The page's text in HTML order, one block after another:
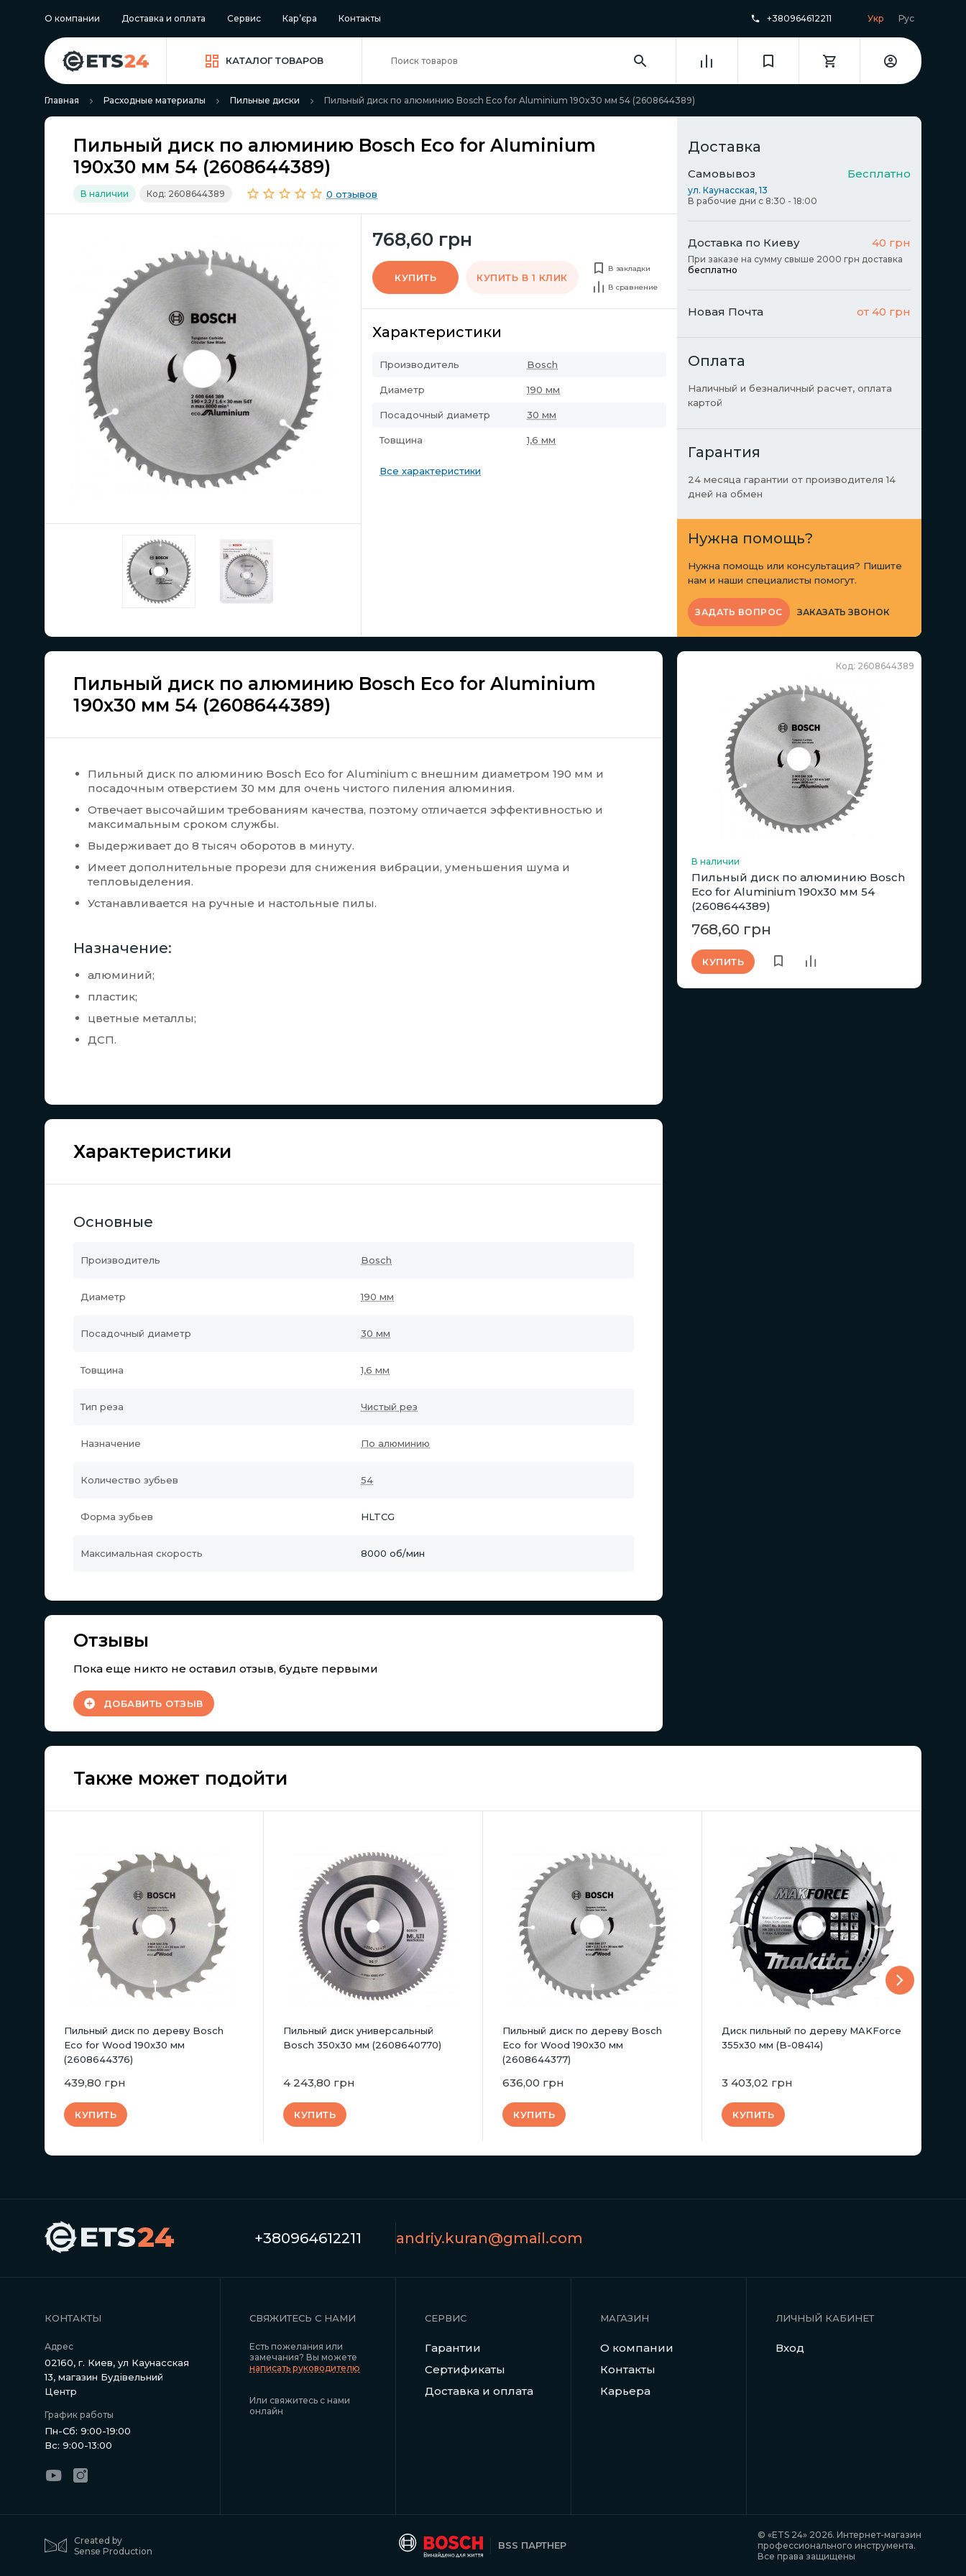
О компании Доставка и оплата Сервис Кар’єра Контакты +380964612211 Укр Рус
КАТАЛОГ ТОВАРОВ
Главная Расходные материалы Пильные диски Пильный диск по алюминию Bosch Eco for Aluminium 190x30 мм 54 (2608644389)
Пильный диск по алюминию Bosch Eco for Aluminium
190x30 мм 54 (2608644389)
В наличии Код: 2608644389 0 отзывов
768,60 грн
КУПИТЬ КУПИТЬ В 1 КЛИК
В закладки
В сравнение
Характеристики
Производитель Bosch
Диаметр 190 мм
Посадочный диаметр 30 мм
Товщина 1,6 мм
Все характеристики
Доставка
Самовывоз Бесплатно
ул. Каунасская, 13
В рабочие дни с 8:30 - 18:00
Доставка по Киеву 40 грн
При заказе на сумму свыше 2000 грн доставка
бесплатно
Новая Почта от 40 грн
Оплата
Наличный и безналичный расчет, оплата
картой
Гарантия
24 месяца гарантии от производителя 14
дней на обмен
Нужна помощь?
Нужна помощь или консультация? Пишите
нам и наши специалисты помогут.
ЗАДАТЬ ВОПРОС ЗАКАЗАТЬ ЗВОНОК
Пильный диск по алюминию Bosch Eco for Aluminium
190x30 мм 54 (2608644389)
Пильный диск по алюминию Bosch Eco for Aluminium с внешним диаметром 190 мм и
посадочным отверстием 30 мм для очень чистого пиления алюминия.
Отвечает высочайшим требованиям качества, поэтому отличается эффективностью и
максимальным сроком службы.
Выдерживает до 8 тысяч оборотов в минуту.
Имеет дополнительные прорези для снижения вибрации, уменьшения шума и
тепловыделения.
Устанавливается на ручные и настольные пилы.
Назначение:
алюминий;
пластик;
цветные металлы;
ДСП.
Характеристики
Основные
Производитель Bosch
Диаметр 190 мм
Посадочный диаметр 30 мм
Товщина 1,6 мм
Тип реза Чистый рез
Назначение По алюминию
Количество зубьев 54
Форма зубьев HLTCG
Максимальная скорость 8000 об/мин
Отзывы
Пока еще никто не оставил отзыв, будьте первыми
ДОБАВИТЬ ОТЗЫВ
Код: 2608644389
В наличии
Пильный диск по алюминию Bosch
Eco for Aluminium 190x30 мм 54
(2608644389)
768,60 грн
КУПИТЬ
Также может подойти
Пильный диск по дереву Bosch
Eco for Wood 190x30 мм
(2608644376)
439,80 грн
КУПИТЬ
Пильный диск универсальный
Bosch 350x30 мм (2608640770)
4 243,80 грн
КУПИТЬ
Пильный диск по дереву Bosch
Eco for Wood 190x30 мм
(2608644377)
636,00 грн
КУПИТЬ
Диск пильный по дереву MAKForce
355x30 мм (B-08414)
3 403,02 грн
КУПИТЬ
+380964612211 andriy.kuran@gmail.com
КОНТАКТЫ
Адрес
02160, г. Киев, ул Каунасская
13, магазин Будівельний
Центр
График работы
Пн-Сб: 9:00-19:00
Вс: 9:00-13:00
СВЯЖИТЕСЬ С НАМИ
Есть пожелания или
замечания? Вы можете
написать руководителю
Или свяжитесь с нами
онлайн
СЕРВИС
Гарантии
Сертификаты
Доставка и оплата
МАГАЗИН
О компании
Контакты
Карьера
ЛИЧНЫЙ КАБИНЕТ
Вход
Created by
Sense Production
BSS ПАРТНЕР
© «ETS 24» 2026. Интернет-магазин
профессионального инструмента.
Все права защищены